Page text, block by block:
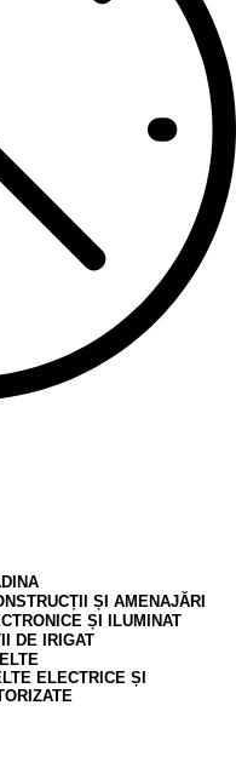
ȘI AMENAJĂRI
ȘI ILUMINAT
DE IRIGAT
ELECTRICE ȘI